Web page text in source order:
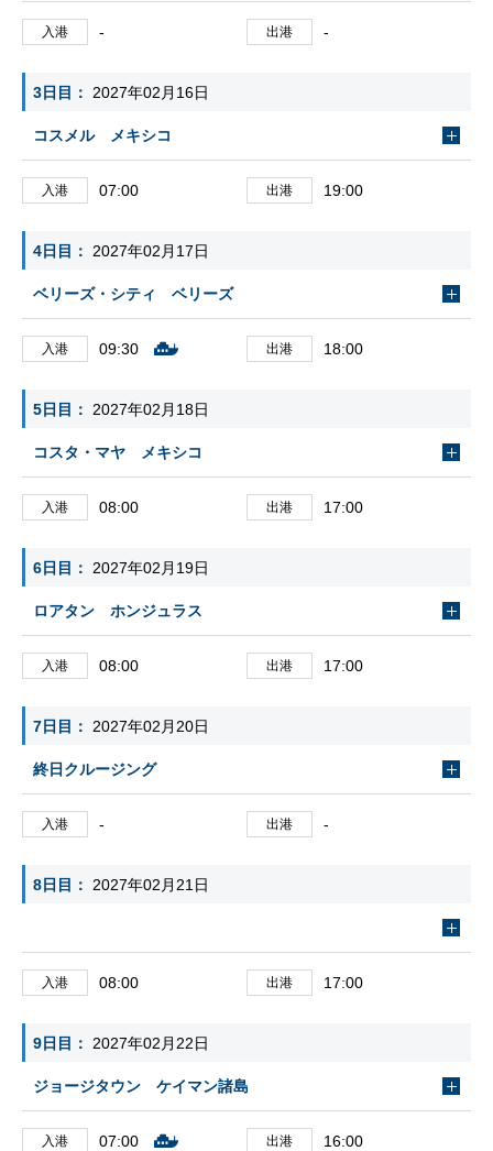
入港 - 出港 -
3日目 2027年02月16日
コスメル メキシコ
入港 07:00 出港 19:00
4日目 2027年02月17日
ベリーズ・シティ ベリーズ
入港 09:30 出港 18:00
5日目 2027年02月18日
コスタ・マヤ メキシコ
入港 08:00 出港 17:00
6日目 2027年02月19日
ロアタン ホンジュラス
入港 08:00 出港 17:00
7日目 2027年02月20日
終日クルージング
入港 - 出港 -
8日目 2027年02月21日
入港 08:00 出港 17:00
9日目 2027年02月22日
ジョージタウン ケイマン諸島
入港 07:00 出港 16:00